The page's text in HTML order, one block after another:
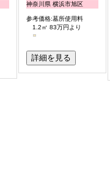
神奈川県 横浜市旭区
参考価格:墓所使用料
1.2㎡ 83万円より
詳細を見る